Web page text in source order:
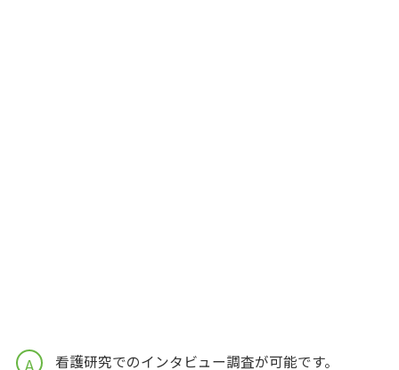
A 看護研究でのインタビュー調査が可能です。